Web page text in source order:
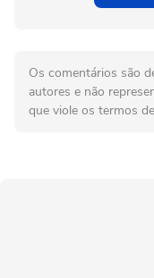
Os comentários são
autores e não
que viole os termos